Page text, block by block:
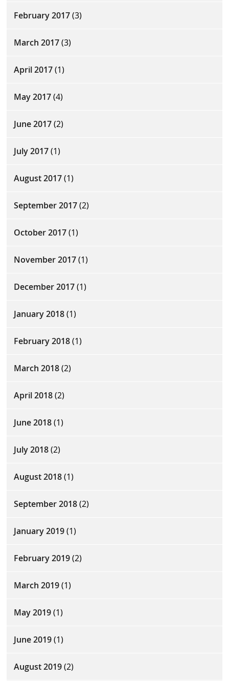
February 2017(3)
March 2017(3)
April 2017(1)
May 2017(4)
June 2017(2)
July 2017(1)
August 2017(1)
September 2017(2)
October 2017(1)
November 2017(1)
December 2017(1)
January 2018(1)
February 2018(1)
March 2018(2)
April 2018(2)
June 2018(1)
July 2018(2)
August 2018(1)
September 2018(2)
January 2019(1)
February 2019(2)
March 2019(1)
May 2019(1)
June 2019(1)
August 2019(2)